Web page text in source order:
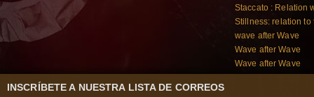
Staccato : Relation
Stillness: relation to
wave after Wave
Wave after Wave
Wave after Wave
INSCRÍBETE A NUESTRA LISTA DE CORREOS